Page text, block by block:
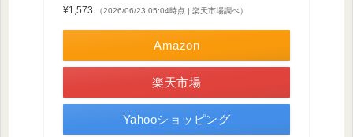
¥1,573 （2026/06/23 05:04時点 | 楽天市場調べ）
Amazon
楽天市場
Yahooショッピング